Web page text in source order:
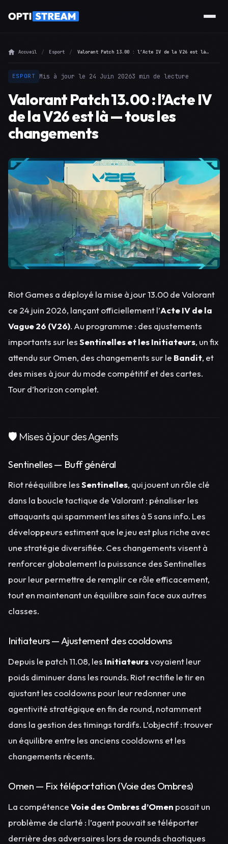
Accueil Esport Valorant Patch 13.00 : l’Acte IV de la V26 est là — tous les changements
ESPORT Mis à jour le 24 Juin 20263 min de lecture
Valorant Patch 13.00 : l’Acte IV
de la V26 est là — tous les
changements
Riot Games a déployé la mise à jour 13.00 de Valorant
ce 24 juin 2026, lançant officiellement l’Acte IV de la
Vague 26 (V26). Au programme : des ajustements
importants sur lesSentinelles et les Initiateurs, un fix
attendu sur Omen, des changements sur le Bandit, et
des mises à jour du mode compétitif et des cartes.
Tour d’horizon complet.
🛡️ Mises à jour des Agents
Sentinelles — Buff général
Riot rééquilibre lesSentinelles, qui jouent un rôle clé
dans la boucle tactique de Valorant : pénaliser les
attaquants qui spamment les sites à 5 sans info. Les
développeurs estiment que le jeu est plus riche avec
une stratégie diversifiée. Ces changements visent à
renforcer globalement la puissance des Sentinelles
pour leur permettre de remplir ce rôle efficacement,
tout en maintenant un équilibre sain face aux autres
classes.
Initiateurs — Ajustement des cooldowns
Depuis le patch 11.08, les Initiateursvoyaient leur
poids diminuer dans les rounds. Riot rectifie le tir en
ajustant les cooldowns pour leur redonner une
agentivité stratégique en fin de round, notamment
dans la gestion des timings tardifs. L’objectif : trouver
un équilibre entre les anciens cooldowns et les
changements récents.
Omen — Fix téléportation (Voie des Ombres)
La compétenceVoie des Ombres d’Omen posait un
problème de clarté : l’agent pouvait se téléporter
derrière des adversaires lors de rounds chaotiques